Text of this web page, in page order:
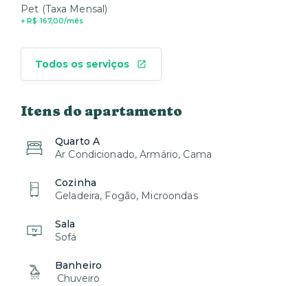
Atenção:
Cuide do imóvel como se fosse seu. Em caso de
Estamos à sua disposição 24 horas por dia, prontos
para responder suas necessidades por mensagem.
Pet (Taxa Mensal)
+ R$ 167,00/mês
Todos os serviços
Itens do apartamento
Quarto A
Ar Condicionado, Armário, Cama
Cozinha
Geladeira, Fogão, Microondas
Sala
Sofá
Banheiro
Chuveiro